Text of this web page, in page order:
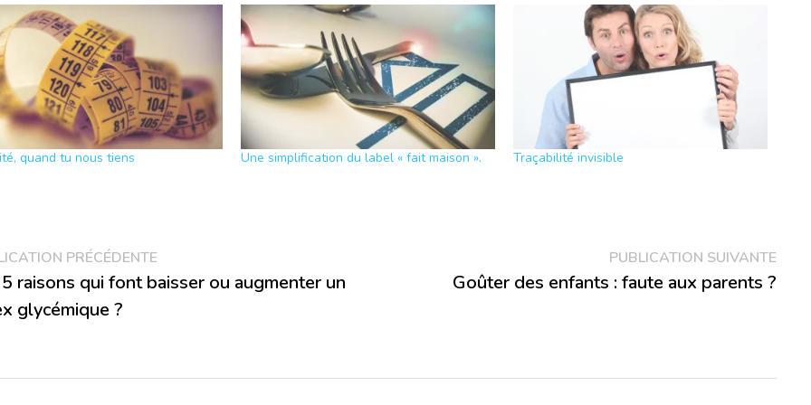
quand tu nous tiens Une simplification du label « fait maison ». Traçabilité invisible
PRÉCÉDENTE
précédente :
raisons qui font baisser ou augmenter un
glycémique ?
PUBLICATION SUIVANTE
Goûter des enfants : faute aux parents ?